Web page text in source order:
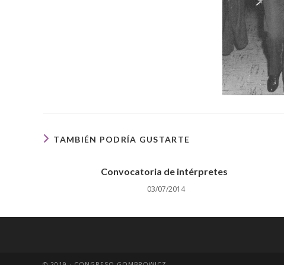
TAMBIÉN PODRÍA GUSTARTE
Convocatoria de intérpretes
03/07/2014